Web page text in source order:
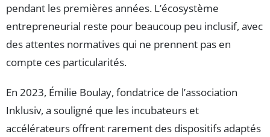
pendant les premières années. L’écosystème
entrepreneurial reste pour beaucoup peu inclusif, avec
des attentes normatives qui ne prennent pas en
compte ces particularités.
En 2023, Émilie Boulay, fondatrice de l’association
Inklusiv, a souligné que les incubateurs et
accélérateurs offrent rarement des dispositifs adaptés